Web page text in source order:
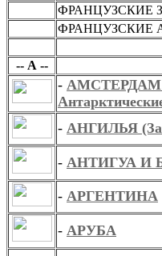
ФРАНЦУЗСКИЕ
ФРАНЦУЗСКИЕ
-- А --
- АМСТЕРДАМ
- АНГИЛЬЯ
- АНТИГУА И
- АРГЕНТИНА
- АРУБА